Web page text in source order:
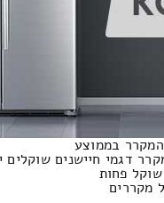
בממוצע
דגמי חיישנים שוקלים
פחות
מקררים